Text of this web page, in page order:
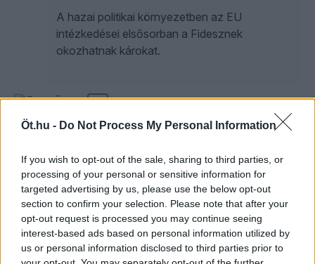
Öt.hu - Do Not Process My Personal Information
If you wish to opt-out of the sale, sharing to third parties, or
processing of your personal or sensitive information for
targeted advertising by us, please use the below opt-out
section to confirm your selection. Please note that after your
opt-out request is processed you may continue seeing
interest-based ads based on personal information utilized by
us or personal information disclosed to third parties prior to
A hazai politikai környezetben az EU
intézkedései elsősorban a Fidesznek
okozhatnak károkat.
ÖT 10
Drámai szezonnyitó a parlamentben,
„Zsolti bácsi”-ügy, DPK-nagygyűlés,
influenszer-tüntetés 2.0 – ez volt az ÖT
Az ÖT újra az ATV csatornáján, innentől kedd
este jelentkezik. Erre a hétre is jutott politikai
botrány bőven.